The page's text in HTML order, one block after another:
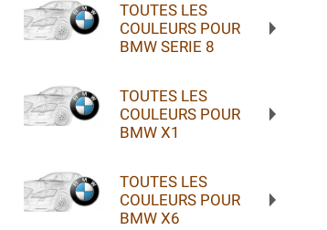
TOUTES LES
COULEURS POUR
BMW SERIE 8
TOUTES LES
COULEURS POUR
BMW X1
TOUTES LES
COULEURS POUR
BMW X6